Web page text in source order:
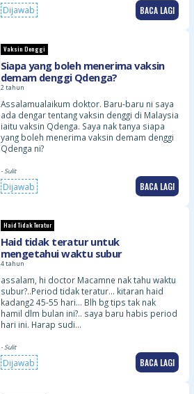
Dijawab BACA LAGI
Vaksin Denggi
Siapa yang boleh menerima vaksin
demam denggi Qdenga?
2 tahun
Assalamualaikum doktor. Baru-baru ni saya
ada dengar tentang vaksin denggi di Malaysia
iaitu vaksin Qdenga. Saya nak tanya siapa
yang boleh menerima vaksin demam denggi
Qdenga ni?
- Sulit
Dijawab BACA LAGI
Haid Tidak Teratur
Haid tidak teratur untuk
mengetahui waktu subur
4 tahun
assalam, hi doctor Macamne nak tahu waktu
subur?..Period tidak teratur… kitaran haid
kadang2 45-55 hari… Blh bg tips tak nak
hamil dlm bulan ini?.. saya baru habis period
hari ini. Harap sudi…
- Sulit
Dijawab BACA LAGI